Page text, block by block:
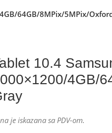
64GB/8MPix/5MPix/
10.4
4GB/
je iskazana sa PDV-om.